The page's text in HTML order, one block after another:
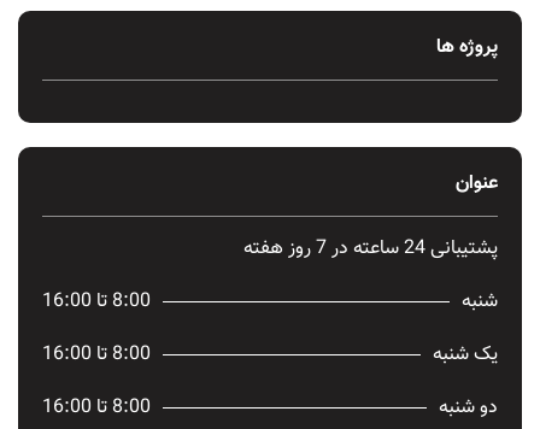
پروژه ها
عنوان
پشتیبانی 24 ساعته در 7 روز هفته
شنبه
8:00 تا 16:00
یک شنبه
8:00 تا 16:00
دو شنبه
8:00 تا 16:00